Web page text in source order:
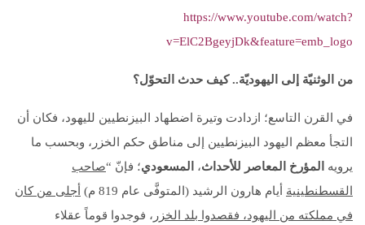
https://www.youtube.com/watch?
v=ElC2BgeyjDk&feature=emb_logo
من الوثنيّة إلى اليهوديّة.. كيف حدث التحوّل؟
في القرن التاسع؛ ازدادت وتيرة اضطهاد البيزنطيين لليهود، فكان أن
التجأ معظم اليهود البيزنطيين إلى مناطق حكم الخزر، وبحسب ما
يرويه
المؤرخ المعاصر للأحداث، المسعودي؛ فإنّ “صاحب
القسطنطينية أيام هارون الرشيد (المتوفَّى عام 819 م)
أجلى من كان
في مملكته من اليهود، فقصدوا بلد الخزر ، فوجدوا قوماً عقلاء